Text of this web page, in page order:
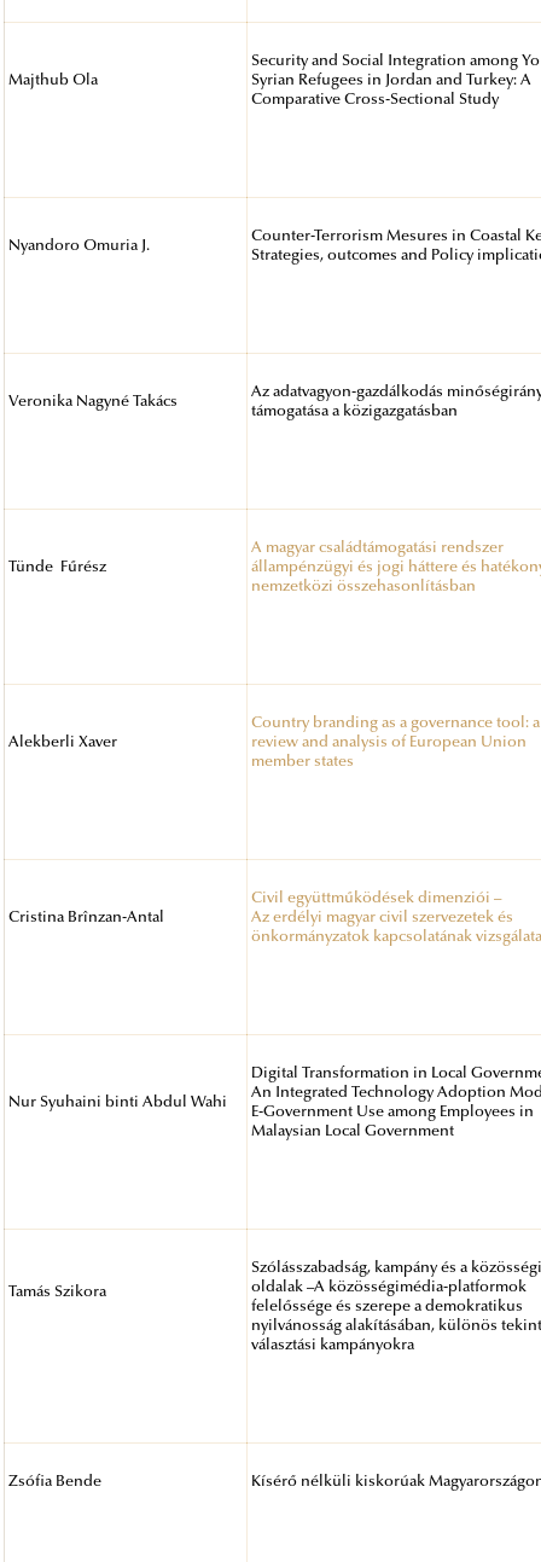
Majthub Ola
Security and Social Integration among
Syrian Refugees in Jordan and Turkey: A
Comparative Cross-Sectional Study
Nyandoro Omuria J.
Counter-Terrorism Mesures in Coastal
Strategies, outcomes and Policy
Veronika Nagyné Takács
Az adatvagyon-gazdálkodás
támogatása a közigazgatásban
Tünde Fűrész
A magyar családtámogatási rendszer
állampénzügyi és jogi háttere és
nemzetközi összehasonlításban
Alekberli Xaver
Country branding as a governance tool: a
review and analysis of European Union
member states
Cristina Brînzan-Antal
Civil együttműködések dimenziói –
Az erdélyi magyar civil szervezetek és
önkormányzatok kapcsolatának
Nur Syuhaini binti Abdul Wahi
Digital Transformation in Local
An Integrated Technology Adoption
E-Government Use among Employees in
Malaysian Local Government
Tamás Szikora
Szólásszabadság, kampány és a
oldalak –A közösségimédia-platformok
felelőssége és szerepe a demokratikus
nyilvánosság alakításában, különös
választási kampányokra
Zsófia Bende Kísérő nélküli kiskorúak